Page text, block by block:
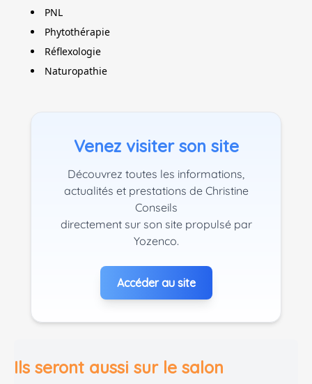
PNL
Phytothérapie
Réflexologie
Naturopathie
Venez visiter son site
Découvrez toutes les informations,
actualités et prestations de Christine
Conseils
directement sur son site propulsé par
Yozenco.
Accéder au site
Ils seront aussi sur le salon